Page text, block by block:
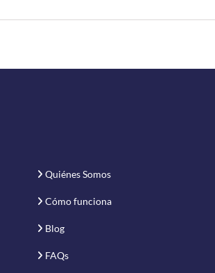
Quiénes Somos
Cómo funciona
Blog
FAQs